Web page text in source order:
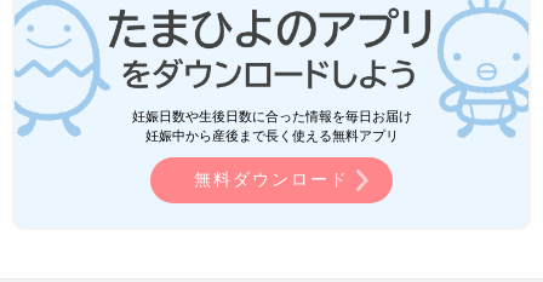
妊娠日数や生後日数に合った情報を毎日お届け
妊娠中から産後まで長く使える無料アプリ
無料ダウンロード